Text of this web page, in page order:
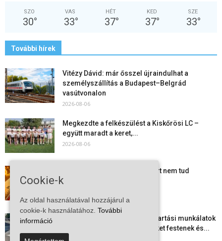
SZO
30°
VAS
33°
HÉT
37°
KED
37°
SZE
33°
További hírek
Vitézy Dávid: már ősszel újraindulhat a
személyszállítás a Budapest–Belgrád
vasútvonalon
2026-08-06
Megkezdte a felkészülést a Kiskőrösi LC –
együtt maradt a keret,...
2026-08-06
Mi történik Európa felett? Ezért nem tud
szabadulni a kontinens a...
Folyamatosak a nyári karbantartási munkálatok
Kiskőrösön – útburkolati jeleket festenek és...
2026-08-05
Cookie-k
Az oldal használatával hozzájárul a
cookie-k használatához. További
információ